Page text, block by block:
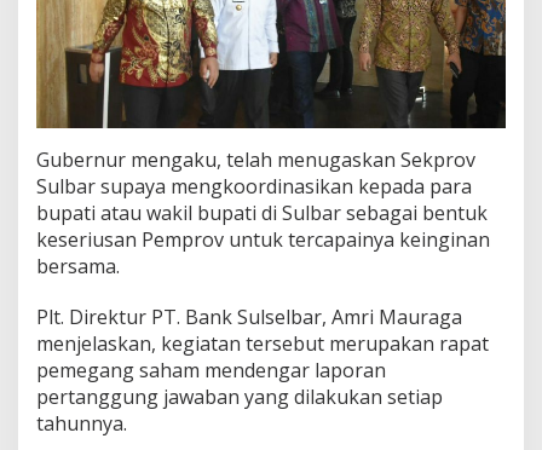
Gubernur mengaku, telah menugaskan Sekprov
Sulbar supaya mengkoordinasikan kepada para
bupati atau wakil bupati di Sulbar sebagai bentuk
keseriusan Pemprov untuk tercapainya keinginan
bersama.
Plt. Direktur PT. Bank Sulselbar, Amri Mauraga
menjelaskan, kegiatan tersebut merupakan rapat
pemegang saham mendengar laporan
pertanggung jawaban yang dilakukan setiap
tahunnya.